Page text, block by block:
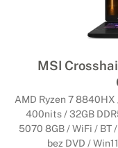
MSI
AMD Ryzen 7 8840HX
400nits / 32GB
5070 8GB / WiFi / BT
bez DVD /